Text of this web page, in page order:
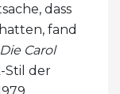
dass
fand
Die Carol
Stil der